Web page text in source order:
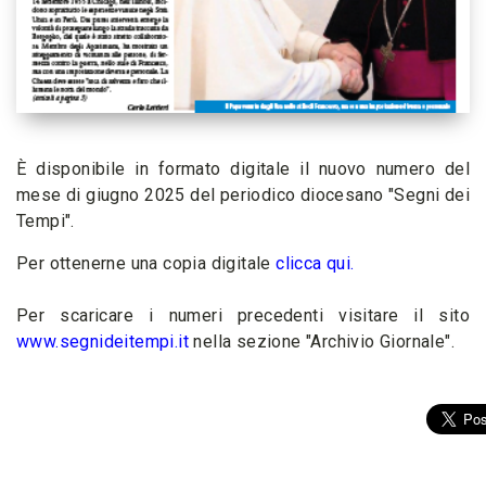
È disponibile in formato digitale il nuovo numero del
mese di giugno 2025 del periodico diocesano "Segni dei
Tempi".
Per ottenerne una copia digitaleclicca qui.
Per scaricare i numeri precedenti visitare il sito
www.segnideitempi.it nella sezione "Archivio Giornale".